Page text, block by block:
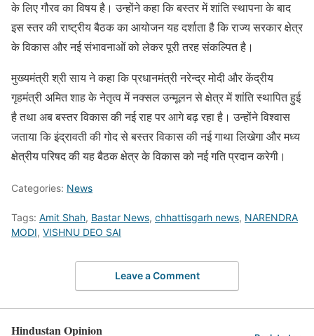
के लिए गौरव का विषय है। उन्होंने कहा कि बस्तर में शांति स्थापना के बाद
इस स्तर की राष्ट्रीय बैठक का आयोजन यह दर्शाता है कि राज्य सरकार क्षेत्र
के विकास और नई संभावनाओं को लेकर पूरी तरह संकल्पित है।
मुख्यमंत्री श्री साय ने कहा कि प्रधानमंत्री नरेन्द्र मोदी और केंद्रीय
गृहमंत्री अमित शाह के नेतृत्व में नक्सल उन्मूलन से क्षेत्र में शांति स्थापित हुई
है तथा अब बस्तर विकास की नई राह पर आगे बढ़ रहा है। उन्होंने विश्वास
जताया कि इंद्रावती की गोद से बस्तर विकास की नई गाथा लिखेगा और मध्य
क्षेत्रीय परिषद की यह बैठक क्षेत्र के विकास को नई गति प्रदान करेगी।
Categories: News
Tags: Amit Shah, Bastar News, chhattisgarh news, NARENDRA
MODI, VISHNU DEO SAI
Leave a Comment
Hindustan Opinion